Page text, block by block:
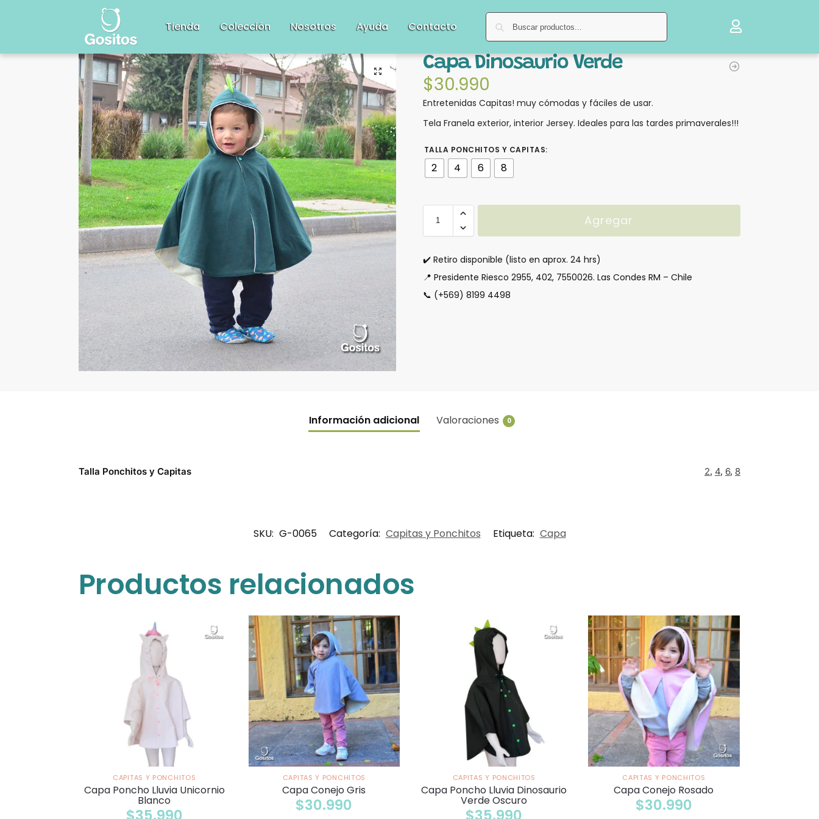
Tienda Colección Nosotros Ayuda Contacto
Capa Dinosaurio Verde
$30.990
Entretenidas Capitas! muy cómodas y fáciles de usar.
Tela Franela exterior, interior Jersey. Ideales para las tardes primaverales!!!
TALLA PONCHITOS Y CAPITAS:
2 4 6 8
Agregar
✔️ Retiro disponible (listo en aprox. 24 hrs)
📍 Presidente Riesco 2955, 402, 7550026. Las Condes RM – Chile
📞 (+569) 8199 4498
Información adicional Valoraciones 0
Talla Ponchitos y Capitas 2, 4, 6, 8
SKU: G-0065 Categoría: Capitas y Ponchitos Etiqueta: Capa
Productos relacionados
CAPITAS Y PONCHITOS
Capa Poncho Lluvia Unicornio
Blanco
CAPITAS Y PONCHITOS
Capa Conejo Gris
$30.990
CAPITAS Y PONCHITOS
Capa Poncho Lluvia Dinosaurio
Verde Oscuro
CAPITAS Y PONCHITOS
Capa Conejo Rosado
$30.990